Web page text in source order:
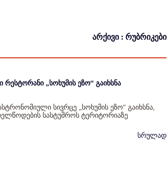
არქივი : რუბრიკები
რესტორანი „სოხუმის ეზო“ გაიხსნა
სივრცე „სოხუმის ეზო“ გაიხსნა,
სასტუმროს ტერიტორიაზე
სრულად